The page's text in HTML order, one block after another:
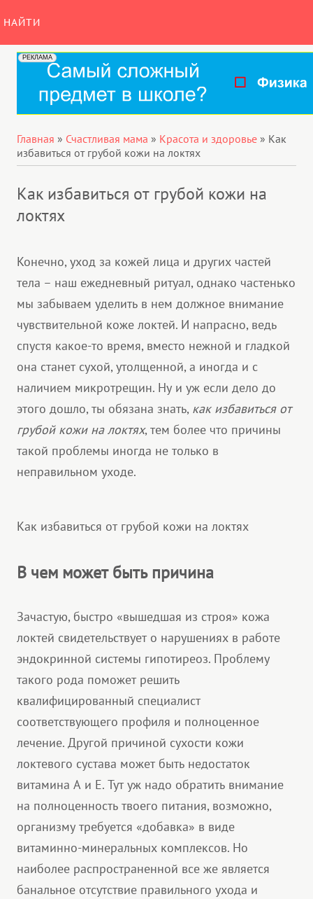
НАЙТИ
Главная » Счастливая мама » Красота и здоровье » Как
избавиться от грубой кожи на локтях
Как избавиться от грубой кожи на
локтях
Конечно, уход за кожей лица и других частей
тела – наш ежедневный ритуал, однако частенько
мы забываем уделить в нем должное внимание
чувствительной коже локтей. И напрасно, ведь
спустя какое-то время, вместо нежной и гладкой
она станет сухой, утолщенной, а иногда и с
наличием микротрещин. Ну и уж если дело до
этого дошло, ты обязана знать, как избавиться от
грубой кожи на локтях, тем более что причины
такой проблемы иногда не только в
неправильном уходе.
Как избавиться от грубой кожи на локтях
В чем может быть причина
Зачастую, быстро «вышедшая из строя» кожа
локтей свидетельствует о нарушениях в работе
эндокринной системы гипотиреоз. Проблему
такого рода поможет решить
квалифицированный специалист
соответствующего профиля и полноценное
лечение. Другой причиной сухости кожи
локтевого сустава может быть недостаток
витамина А и Е. Тут уж надо обратить внимание
на полноценность твоего питания, возможно,
организму требуется «добавка» в виде
витаминно-минеральных комплексов. Но
наиболее распространенной все же является
банальное отсутствие правильного ухода и